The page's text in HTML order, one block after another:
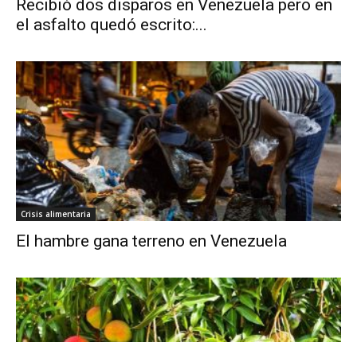
Recibió dos disparos en Venezuela pero en
el asfalto quedó escrito:...
Crisis alimentaria
El hambre gana terreno en Venezuela